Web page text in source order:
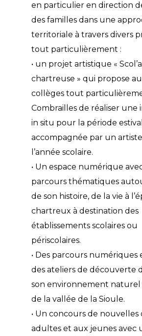
en particulier en direction
des familles dans une
territoriale à travers divers
tout particulièrement :
• un projet artistique «
chartreuse » qui propose
collèges tout
Combrailles de réaliser une
in situ pour la période
accompagnée par un
l’année scolaire.
• Un espace numérique
parcours thématiques
de son histoire, de la vie à
chartreux à destination des
établissements scolaires ou
périscolaires.
• Des parcours numériques
des ateliers de découverte
son environnement
de la vallée de la Sioule.
• Un concours de
adultes et aux jeunes avec